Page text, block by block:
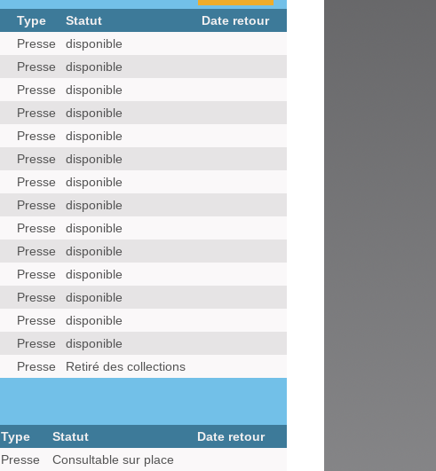
Type Statut
Date retour
Presse
disponible
Presse
disponible
Presse
disponible
Presse
disponible
Presse
disponible
Presse
disponible
Presse
disponible
Presse
disponible
Presse
disponible
Presse
disponible
Presse
disponible
Presse
disponible
Presse
disponible
Presse
disponible
Presse Retiré des collections
Type Statut
Date retour
Presse
Consultable sur place